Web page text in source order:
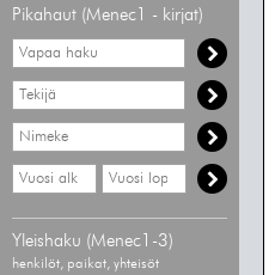
Pikahaut (Menec1 - kirjat)
Vapaa
haku
Hae
tekijää
Hae
nimekettä
Hae
vähimmäisvuosi
Hae
enimmäisvuosi
Yleishaku (Menec1-3)
henkilöt, paikat, yhteisöt